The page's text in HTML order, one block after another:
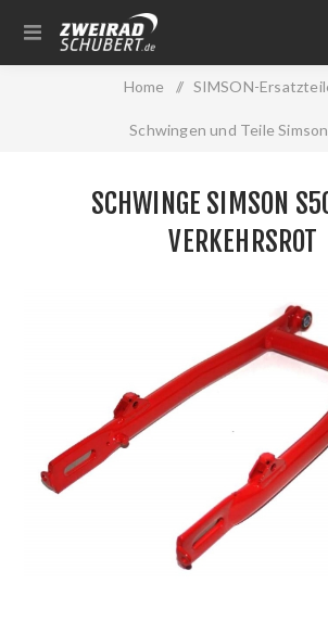
Home / SIMSON-
Schwingen und Teile Simson
Schwinge Simson S50 S51 -
SCHWINGE SIMSON
VERKEHRSROT